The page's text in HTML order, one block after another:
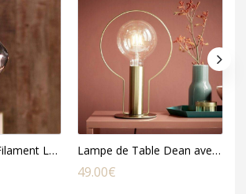
Ampoule Déco Filament LED XXL Organic en Verre Fumé Noir Lampe de Table Dean avec Halo en Métal Doré
49.00€